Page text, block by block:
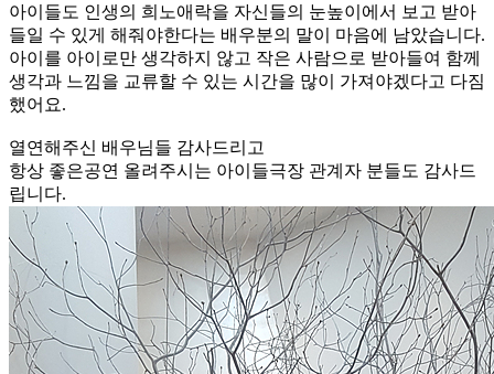
아이들도 인생의 희노애락을 자신들의 눈높이에서 보고 받아
들일 수 있게 해줘야한다는 배우분의 말이 마음에 남았습니다.
아이를 아이로만 생각하지 않고 작은 사람으로 받아들여 함께
생각과 느낌을 교류할 수 있는 시간을 많이 가져야겠다고 다짐
했어요.
열연해주신 배우님들 감사드리고
항상 좋은공연 올려주시는 아이들극장 관계자 분들도 감사드
립니다.